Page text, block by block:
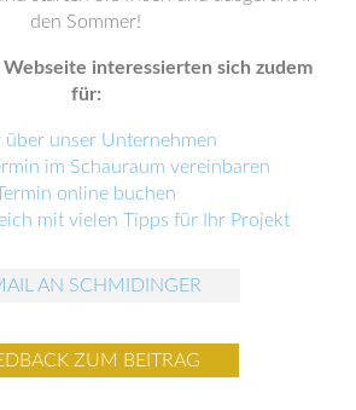
den Sommer!
Webseite interessierten sich zudem
für:
über unser Unternehmen
im Schauraum vereinbaren
online buchen
mit vielen Tipps für Ihr Projekt
AN SCHMIDINGER
ZUM BEITRAG